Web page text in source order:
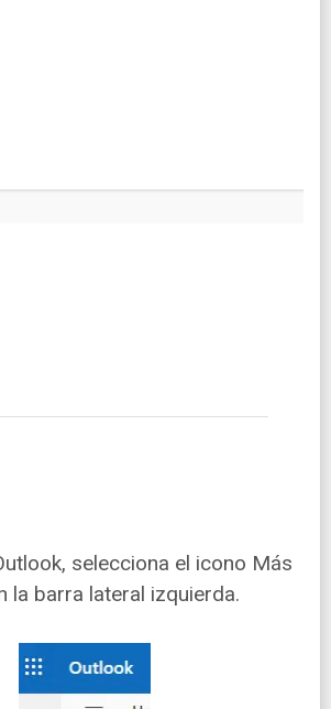
selecciona el icono Más
la barra lateral izquierda.